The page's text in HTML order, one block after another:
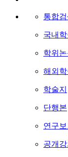
통합검
국내
학위
해외
학술지
단행본
연구보
공개강